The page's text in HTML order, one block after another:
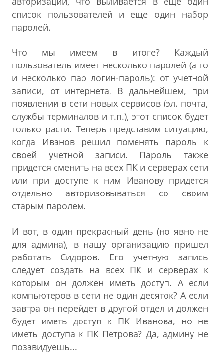
список пользователей и еще один набор
паролей.
Что мы имеем в итоге? Каждый
пользователь имеет несколько паролей (а то
и несколько пар логин-пароль): от учетной
записи, от интернета. В дальнейшем, при
появлении в сети новых сервисов (эл. почта,
службы терминалов и т.п.), этот список будет
только расти. Теперь представим ситуацию,
когда Иванов решил поменять пароль к
своей учетной записи. Пароль также
придется сменить на всех ПК и серверах сети
или при доступе к ним Иванову придется
отдельно авторизовываться со своим
старым паролем.
И вот, в один прекрасный день (но явно не
для админа), в нашу организацию пришел
работать Сидоров. Его учетную запись
следует создать на всех ПК и серверах к
которым он должен иметь доступ. А если
компьютеров в сети не один десяток? А если
завтра он перейдет в другой отдел и должен
будет иметь доступ к ПК Иванова, но не
иметь доступа к ПК Петрова? Да, админу не
позавидуешь...